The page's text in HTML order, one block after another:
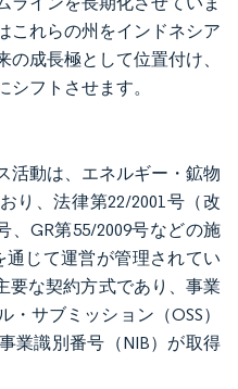
これらの州をインドネシア
成長極として位置付け、
フトさせます。
活動は、エネルギー・鉱物
り、法律第22/2001号（改
、GR第55/2009号などの施
通じて運営が管理されてい
要な契約方式であり、事業
サブミッション（OSS）
業識別番号（NIB）が取得